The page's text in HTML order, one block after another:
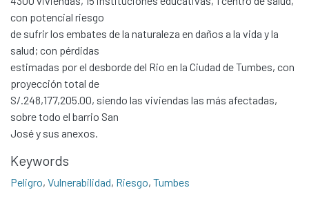
Communities & Collections
All of DSpace
Statistics
Contacto
Políticas
con potencial riesgo
de sufrir los embates de la naturaleza en daños a la vida y la
salud; con pérdidas
estimadas por el desborde del Rio en la Ciudad de Tumbes, con
proyección total de
S/.248,177,205.00, siendo las viviendas las más afectadas,
sobre todo el barrio San
José y sus anexos.
Keywords
Peligro, Vulnerabilidad, Riesgo, Tumbes